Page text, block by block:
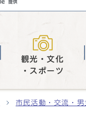
観光・文化
・スポーツ
市民活動・交流・男